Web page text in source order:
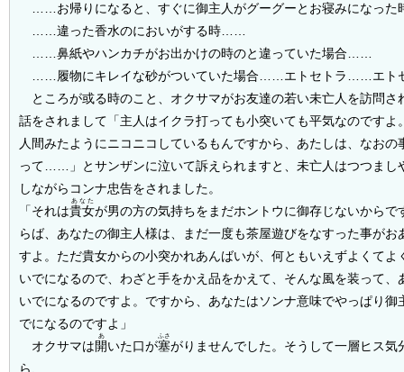
……お帰りになると、すぐに御主人がグーグーとお寝みになっ
……違った香水のにおいがする時……
……鼻紙やハンカチがお出かけの時のと違っていた場合……
……履物にキレイな砂がついていた場合……エトセトラ……エ
ところが或る時のこと、オクサマがお友達の若い未亡人を訪問さ
話をされまして「主人はイクラ打っても小突いても平気なのですよ
人間みたようにニコニコしているもんですから、あたしは、なおの
って……」とサンザンに泣いて訴えられますと、未亡人はつつまし
しながらコンナ忠告をされました。
「それは貴女
あなた
が男の方の気持ちをまだホントウに御存じないからで
らば、あなたの御主人様は、まだ一度も茶屋遊びをなすった事がお
すよ。ただ貴女からの小突かれあんばいが、何ともいえずよくてよ
いでになるので、わざと手をかえ品をかえて、そんな風を装って、
いでになるのですよ。ですから、あなたはソンナ意味でやっぱり御
でになるのですよ」
オクサマは開
あ
いた口が塞
ふさ
がりませんでした。そうして一層ヒス気
ら、